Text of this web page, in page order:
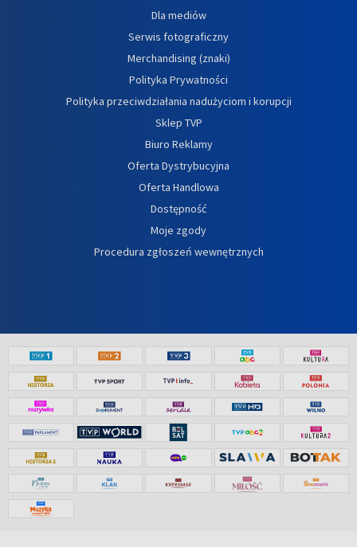
Dla mediów
Serwis fotograficzny
Merchandising (znaki)
Polityka Prywatności
Polityka przeciwdziałania nadużyciom i korupcji
Sklep TVP
Biuro Reklamy
Oferta Dystrybucyjna
Oferta Handlowa
Dostępność
Moje zgody
Procedura zgłoszeń wewnętrznych